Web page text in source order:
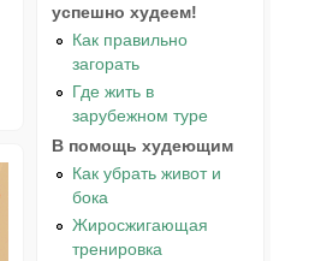
успешно худеем!
Как правильно
загорать
Где жить в
зарубежном туре
В помощь худеющим
Как убрать живот и
бока
Жиросжигающая
тренировка